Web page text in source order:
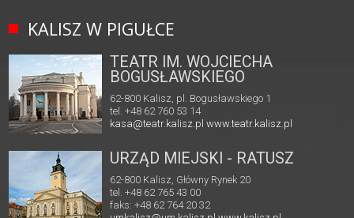
KALISZ W PIGUŁCE
TEATR IM. WOJCIECHA
BOGUSŁAWSKIEGO
62-800 Kalisz, pl. Bogusławskiego 1
tel. +48 62 760 53 14
kasa@teatr.kalisz.pl www.teatr.kalisz.pl
URZĄD MIEJSKI - RATUSZ
62-800 Kalisz, Główny Rynek 20
tel. +48 62 765 43 00
faks: +48 62 764 20 32